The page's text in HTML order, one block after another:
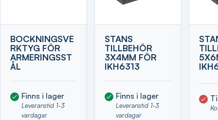
BOCKNINGSVE
RKTYG FÖR
ARMERINGSST
ÅL
Finns i lager
Leveranstid 1-3
vardagar
STANS
TILLBEHÖR
3X4MM FÖR
IKH6313
Finns i lager
Leveranstid 1-3
vardagar